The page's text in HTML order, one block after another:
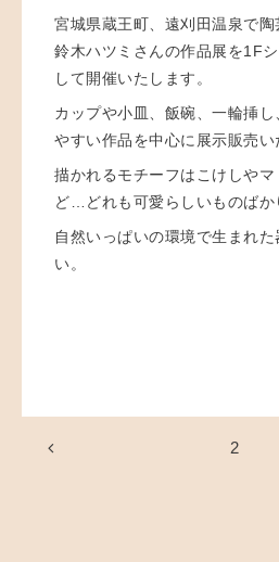
宮城県蔵王町、遠刈田温泉で陶
鈴木ハツミさんの作品展を1F
して開催いたします。
カップや小皿、飯碗、一輪挿
やすい作品を中心に 展示販売い
描かれるモチーフはこけしや
ど…どれも可愛らしいものばか
自然いっぱいの環境で生まれ
い。
2